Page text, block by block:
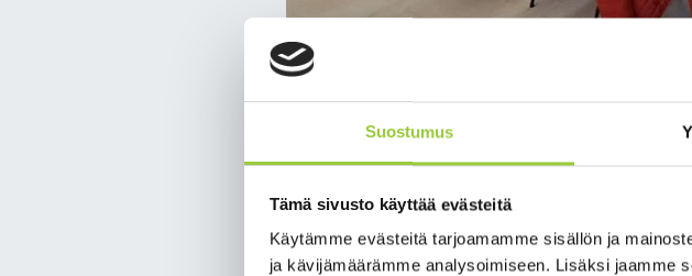
Suostumus
Tämä sivusto käyttää evästeitä
Käytämme evästeitä tarjoamamme sisällön ja
ja kävijämäärämme analysoimiseen. Lisäksi jaamme
Kunnanhallituksen